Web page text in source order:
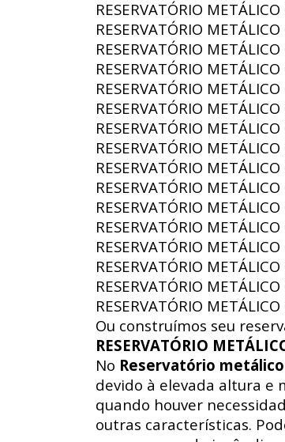
RESERVATÓRIO
RESERVATÓRIO
RESERVATÓRIO
RESERVATÓRIO
RESERVATÓRIO
RESERVATÓRIO
RESERVATÓRIO
RESERVATÓRIO
RESERVATÓRIO
RESERVATÓRIO
RESERVATÓRIO
RESERVATÓRIO
RESERVATÓRIO
RESERVATÓRIO
RESERVATÓRIO
RESERVATÓRIO
Ou construímos seu
RESERVATÓRIO
No Reservatório
devido à elevada altura e
quando houver
outras características.